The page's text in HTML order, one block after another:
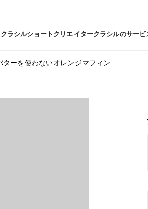
クラシルショートクリエイタークラシルのサービ
ターを使わないオレンジマフィン